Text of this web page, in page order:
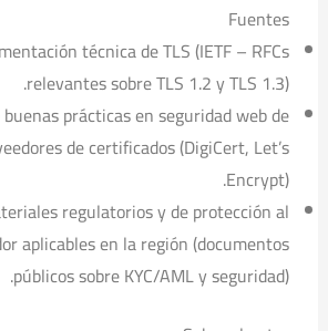
Fuentes
técnica de TLS (IETF – RFCs
relevantes sobre TLS 1.2 y TLS 1.3).
buenas prácticas en seguridad web de
de certificados (DigiCert, Let’s
Encrypt).
regulatorios y de protección al
aplicables en la región (documentos
públicos sobre KYC/AML y seguridad).